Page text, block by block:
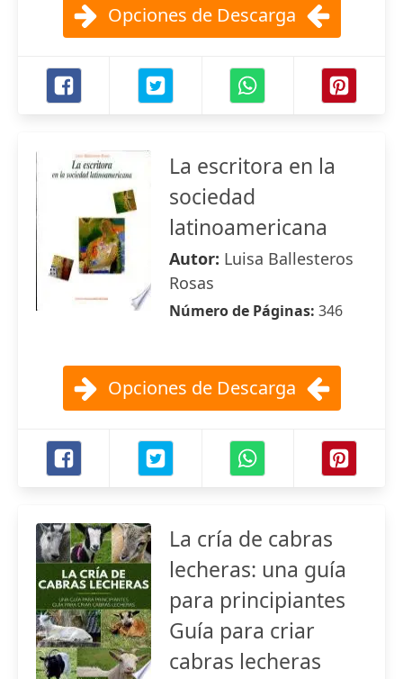
Opciones de Descarga
La escritora en la
sociedad
latinoamericana
Autor: Luisa Ballesteros
Rosas
Número de Páginas: 346
Opciones de Descarga
La cría de cabras
lecheras: una guía
para principiantes
Guía para criar
cabras lecheras